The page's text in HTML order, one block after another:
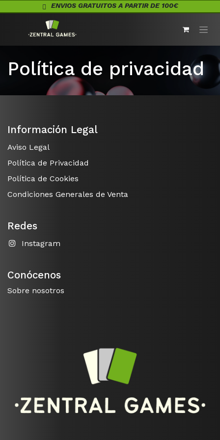
Ir al contenidoENVIOS GRATUITOS A PARTIR DE 100€
Política de privacidad
Información Legal
Aviso Legal
Política de Privacidad
Política de Cookies
Condiciones Generales de Venta
Redes
Instagram
Conócenos
Sobre nosotros